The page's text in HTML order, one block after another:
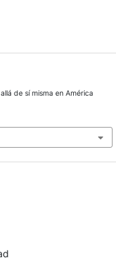
de sí misma en América